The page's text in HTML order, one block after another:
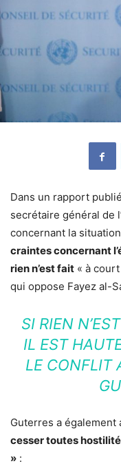
Dans un rapport
secrétaire général de
concernant la
craintes concernant
rien n’est fait « à
qui oppose Fayez al-
SI RIEN
IL EST
LE CONFLIT
Guterres a
cesser toutes
» :